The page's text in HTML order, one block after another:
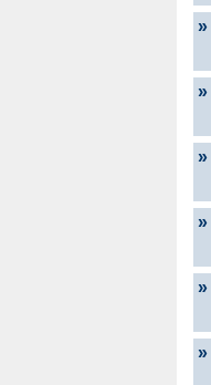
»
»
»
»
»
»